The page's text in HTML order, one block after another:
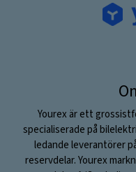
Yourex är ett
specialiserade på
ledande leverantörer
reservdelar. Yourex